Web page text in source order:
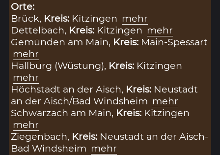
Orte:
Brück, Kreis: Kitzingen mehr
Dettelbach, Kreis: Kitzingen mehr
Gemünden am Main, Kreis: Main-Spessart
mehr
Hallburg (Wüstung), Kreis: Kitzingen
mehr
Höchstadt an der Aisch, Kreis: Neustadt
an der Aisch/Bad Windsheim mehr
Schwarzach am Main, Kreis: Kitzingen
mehr
Ziegenbach, Kreis: Neustadt an der Aisch-
Bad Windsheim mehr